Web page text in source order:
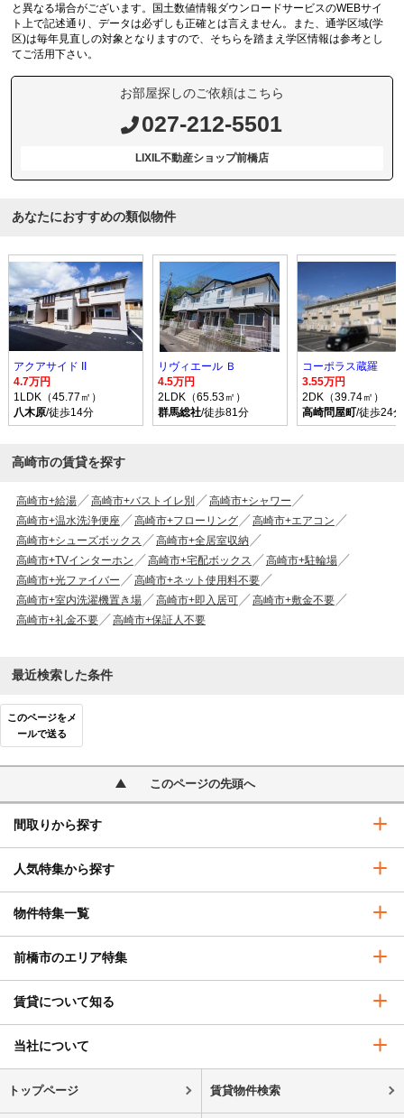
と異なる場合がございます。国土数値情報ダウンロードサービスのWEBサイ
ト上で記述通り、データは必ずしも正確とは言えません。また、通学区域(学
区)は毎年見直しの対象となりますので、そちらを踏まえ学区情報は参考とし
てご活用下さい。
お部屋探しのご依頼はこちら
027-212-5501
LIXIL不動産ショップ前橋店
あなたにおすすめの類似物件
アクアサイド II
4.7万円
1LDK（45.77㎡）
八木原/徒歩14分
リヴィエール Ｂ
4.5万円
2LDK（65.53㎡）
群馬総社/徒歩81分
コーポラス蔵羅
3.55万円
2DK（39.74㎡）
高崎問屋町/徒歩24分
高崎市の賃貸を探す
高崎市+給湯 高崎市+バストイレ別
高崎市+シャワー
高崎市+温水洗浄便座
高崎市+フローリング
高崎市+エアコン
高崎市+シューズボックス
高崎市+全居室収納
高崎市+TVインターホン
高崎市+宅配ボックス
高崎市+駐輪場
高崎市+光ファイバー
高崎市+ネット使用料不要
高崎市+室内洗濯機置き場
高崎市+即入居可
高崎市+敷金不要
高崎市+礼金不要
高崎市+保証人不要
最近検索した条件
このページをメ
ールで送る
このページの先頭へ
間取りから探す
人気特集から探す
物件特集一覧
前橋市のエリア特集
賃貸について知る
当社について
トップページ 賃貸物件検索